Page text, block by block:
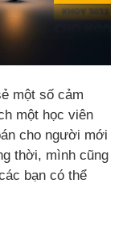
một số cảm
một học viên
cho người mới
thời, mình cũng
bạn có thể